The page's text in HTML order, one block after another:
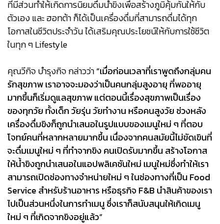
ที่มีส่วนทำให้เกิดการนิยมดื่มน้ำขิงเพื่อสร้างภูมิคุ้มกันให้กับ
ตัวเอง และ ฮอทต้า ก็ได้เป็นเครื่องดื่มที่สามารถดื่มได้ทุก
โอกาสในชีวิตประจำวัน ได้เสริมคุณประโยชน์ให้กับการใช้ชีวิต
ในทุก ๆ Lifestyle
คุณวีกิจ บำรุงกิจ กล่าวว่า“เมื่อก่อนเวลาที่เราพูดถึงกลุ่มคน
รักสุขภาพ เราอาจจะมองว่าเป็นคนกลุ่มสูงอายุ ที่พออายุ
มากขึ้นก็เริ่มดูแลสุขภาพ แต่ตอนนี้เรื่องสุขภาพเป็นเรื่อง
ของทุกวัย ทั้งเด็ก วัยรุ่น วัยทำงาน หรือคนสูงวัย ช่วงหลัง
เครื่องดื่มขิงก็ถูกนำเสนอในรูปแบบของเมนูใหม่ ๆ ที่ตอบ
โจทย์คนที่หลากหลายมากขึ้น เนื่องจากคนสมัยนี้ไม่ขัดเขินที่
จะดื่มเมนูใหม่ ๆ ที่ทำจากขิง คนเปิดรับมากขึ้น สร้างโอกาส
ให้น้ำขิงถูกนำเสนอในแอปพลิเคชันใหม่ เมนูใหม่ซึ่งทำให้เรา
สามารถเปิดช่องทางจำหน่ายใหม่ ๆ ในช่องทางที่เป็น Food
Service สำหรับร้านอาหาร หรือธุรกิจ F&B นำสินค้าของเรา
ไปเป็นส่วนหนึ่งในการทำเมนู ซึ่งเราก็สนับสนุนให้เกิดเมนู
ใหม่ ๆ ที่เกิดจากขิงอยู่แล้ว”